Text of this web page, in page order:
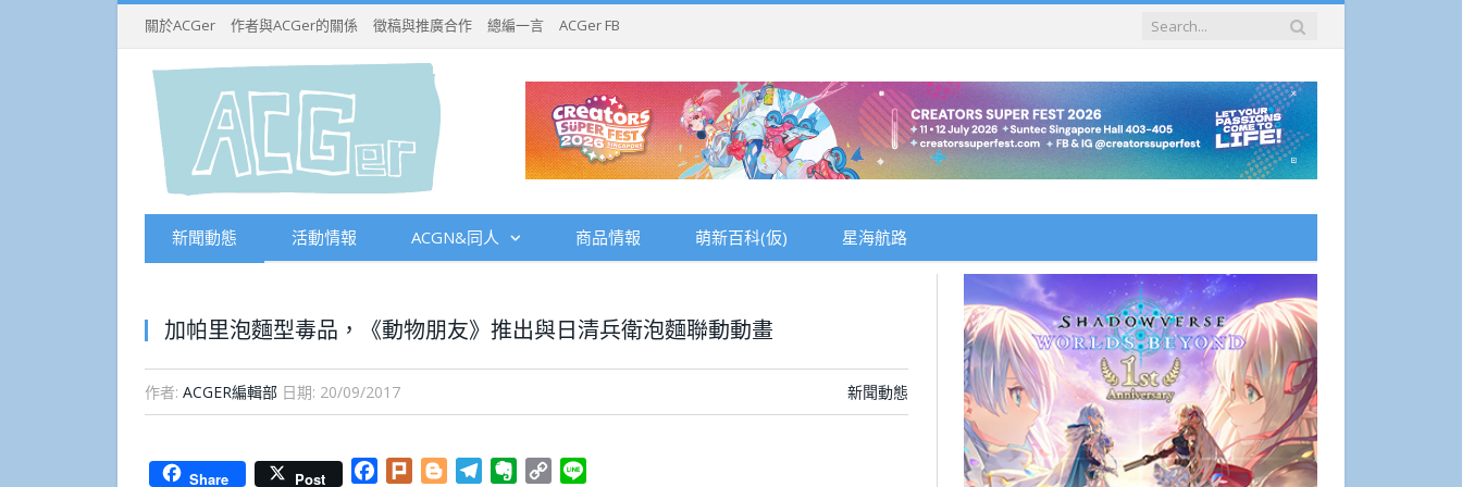
關於ACGer 作者與ACGer的關係 徵稿與推廣合作 總編一言 ACGer FB
新聞動態 活動情報 ACGN&同人 商品情報 萌新百科(仮) 星海航路
加帕里泡麵型毒品，《動物朋友》推出與日清兵衛泡麵聯動動畫
作者: ACGER編輯部 日期: 20/09/2017 新聞動態
Share Post Facebook
Plurk BloggerTelegramEvernote
Copy